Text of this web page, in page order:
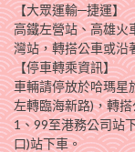
【大眾運輸─捷運】
高鐵左營站、高雄
灣站，轉搭公車或沿
【停車轉乘資訊】
車輛請停放於哈瑪
左轉臨海新路)，轉
1、99至港務公司站
口)站下車。